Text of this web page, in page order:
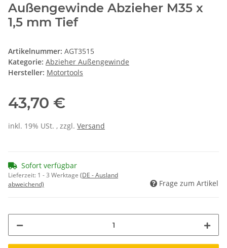
Außengewinde Abzieher M35 x
1,5 mm Tief
Artikelnummer: AGT3515
Kategorie: Abzieher Außengewinde
Hersteller: Motortools
43,70 €
inkl. 19% USt. , zzgl. Versand
Sofort verfügbar
Lieferzeit: 1 - 3 Werktage (DE - Ausland
abweichend)
Frage zum Artikel